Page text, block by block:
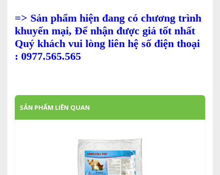
=> Sản phẩm hiện đang có chương trình
khuyến mại, Để nhận được giá tốt nhất
Quý khách vui lòng liên hệ số điện thoại
: 0977.565.565
SẢN PHẨM LIÊN QUAN